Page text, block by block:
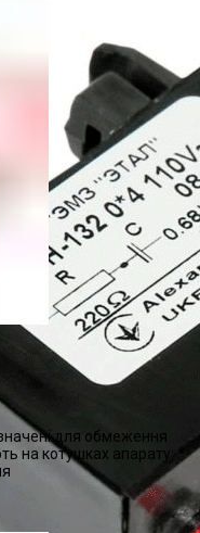
для обмеження
на котушках апарату: *